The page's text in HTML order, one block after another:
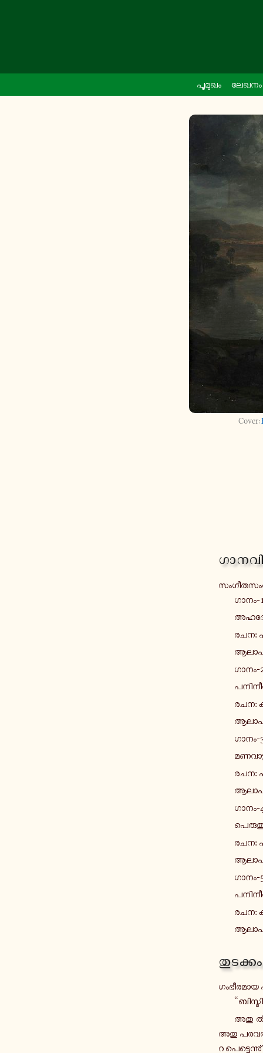
പൂ­മു­ഖം ലേഖനം
ഗാനം-1
രചന:
ഗാനം-
രചന:
ഗാനം-
രചന:
ഗാനം-
രചന:
ഗാനം-
രചന:
തു­ട­ക്കം
അതു
അതു
റ